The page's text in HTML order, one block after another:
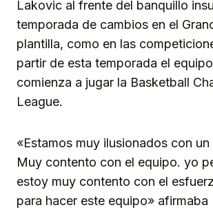
Lakovic al frente del banquillo
temporada de cambios en el
plantilla, como en las
partir de esta temporada el
comienza a jugar la Basketball
League.
«Estamos muy ilusionados con
Muy contento con el equipo. yo
estoy muy contento con el
para hacer este equipo»